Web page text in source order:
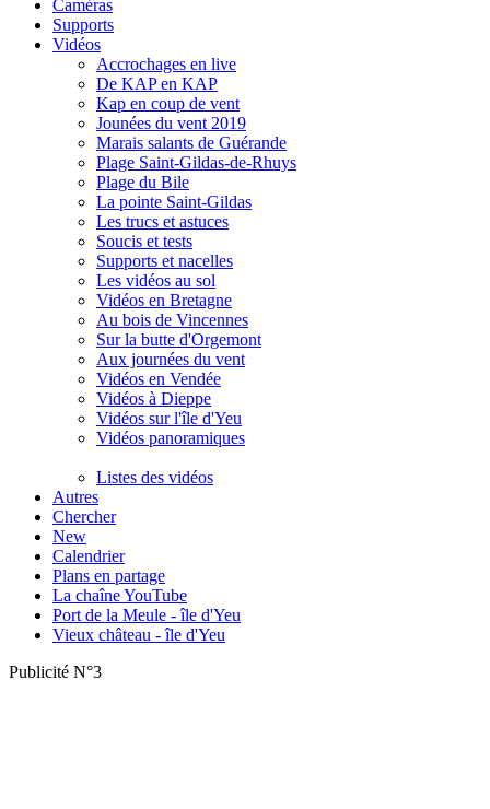
Caméras
Supports
Vidéos
Accrochages en live
De KAP en KAP
Kap en coup de vent
Jounées du vent 2019
Marais salants de Guérande
Plage Saint-Gildas-de-Rhuys
Plage du Bile
La pointe Saint-Gildas
Les trucs et astuces
Soucis et tests
Supports et nacelles
Les vidéos au sol
Vidéos en Bretagne
Au bois de Vincennes
Sur la butte d'Orgemont
Aux journées du vent
Vidéos en Vendée
Vidéos à Dieppe
Vidéos sur l'île d'Yeu
Vidéos panoramiques
Listes des vidéos
Autres
Chercher
New
Calendrier
Plans en partage
La chaîne YouTube
Port de la Meule - île d'Yeu
Vieux château - île d'Yeu
Publicité N°3